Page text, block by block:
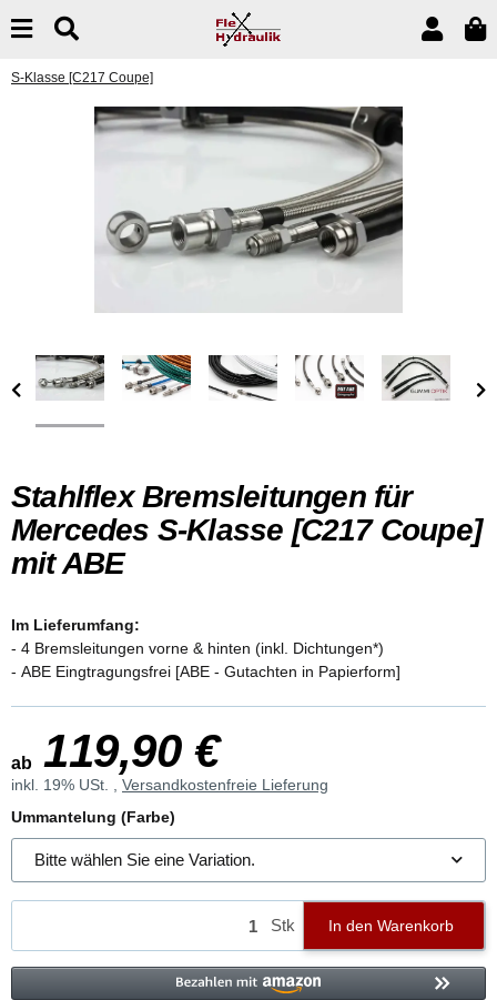
S-Klasse [C217 Coupe]
Stahlflex Bremsleitungen für
Mercedes S-Klasse [C217 Coupe]
mit ABE
Im Lieferumfang:
- 4 Bremsleitungen vorne & hinten (inkl. Dichtungen*)
- ABE Eingtragungsfrei [ABE - Gutachten in Papierform]
ab 119,90 €
inkl. 19% USt. , Versandkostenfreie Lieferung
Ummantelung (Farbe)
Bitte wählen Sie eine Variation.
Stk In den Warenkorb